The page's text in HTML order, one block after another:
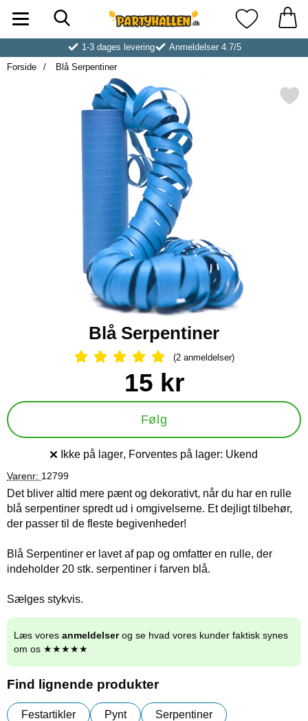
Startside for Partyhallen AB Mine
1-3 dages levering
Anmeldelser 4.7/5
Forside
Blå Serpentiner
Markér blå
Blå Serpentiner
Anmeldelser: 5 Stjerne, Spring til
(2 anmeldelser)
Køb dette produkt Blå Serpentiner
pris
15 kr
Følg
Produkttilgængelighed:
Ikke på lager, Forventes på lager: Ukend
Varenr: 12799
Det bliver altid mere pænt og dekorativt, når du har en rulle
blå serpentiner spredt ud i omgivelserne. Et dejligt tilbehør,
der passer til de fleste begivenheder!
Blå Serpentiner er lavet af pap og omfatter en rulle, der
indeholder 20 stk. serpentiner i farven blå.
Sælges stykvis.
Læs vores anmeldelserog se hvad vores kunder faktisk synes
om os ★★★★★
Find lignende produkter
Festartikler Pynt Serpentiner